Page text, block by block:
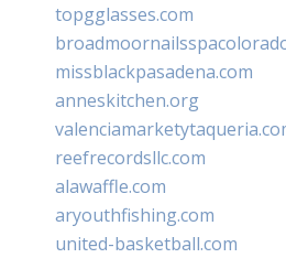
topgglasses.com
missblackpasadena.com
anneskitchen.org
reefrecordsllc.com
alawaffle.com
aryouthfishing.com
united-basketball.com